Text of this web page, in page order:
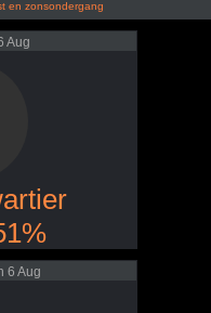
en zonsondergang
Aug
6 Aug